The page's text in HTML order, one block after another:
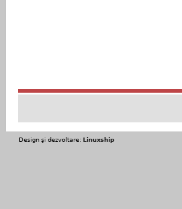
Design şi dezvoltare: Linuxship